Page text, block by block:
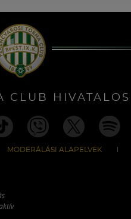
CLUB
MODERÁLÁSI ALAPELVEK